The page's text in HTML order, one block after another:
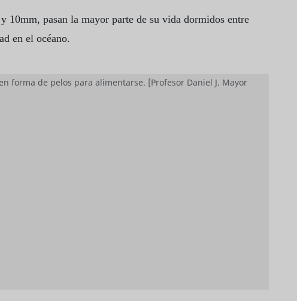
10mm, pasan la mayor parte de su vida dormidos entre
en el océano.
forma de pelos para alimentarse. [Profesor Daniel J. Mayor